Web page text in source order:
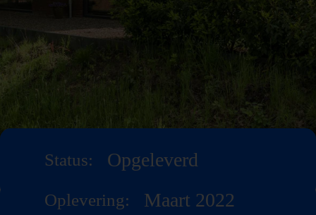
Status: Opgeleverd
Oplevering: Maart 2022